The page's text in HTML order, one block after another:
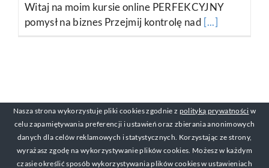
Witaj na moim kursie online PERFEKCYJNY
pomysł na biznes Przejmij kontrolę nad [...]
Nasza strona wykorzystuje pliki cookies zgodnie z polityką prywatności w
celu zapamiętywania preferencji i ustawień oraz zbierania anonimowych
danych dla celów reklamowych i statystycznych. Korzystając ze strony,
wyrażasz zgodę na wykorzystywanie plików cookies. Możesz w każdym
czasie określić sposób wykorzystywania plików cookies w ustawieniach